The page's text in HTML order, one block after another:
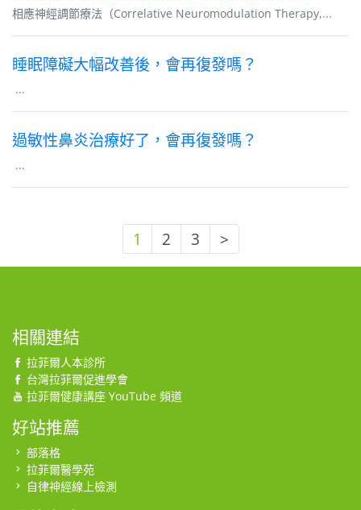
相應神經調節療法（Correlative Neuromodulation Therapy,...
睡眠障礙大幅改善後，會再復發嗎？
...
過敏性鼻炎治療好了，會再復發嗎？
...
1 2 3 >
相關連結
拉菲爾人本診所
台灣拉菲爾促進學會
拉菲爾健康講座 YouTube 頻道
好站推薦
部落格
拉菲爾醫學苑
自律神經線上檢測